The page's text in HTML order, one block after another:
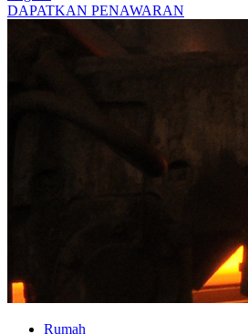
DAPATKAN PENAWARAN
Rumah